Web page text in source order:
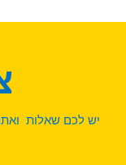
יש לכם שאלות